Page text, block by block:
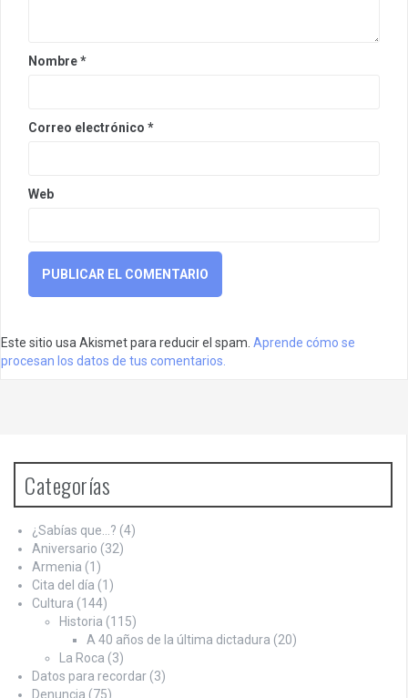
Nombre*
Correo electrónico *
Web
Este sitio usa Akismet para reducir el spam. Aprende cómo se
procesan los datos de tus comentarios.
Categorías
¿Sabías que…? (4)
Aniversario (32)
Armenia (1)
Cita del día (1)
Cultura (144)
Historia (115)
A 40 años de la última dictadura (20)
La Roca (3)
Datos para recordar (3)
Denuncia (75)